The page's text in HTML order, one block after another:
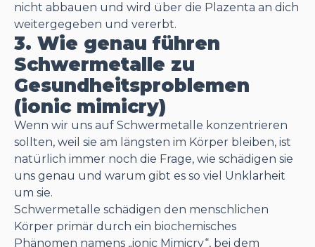
nicht abbauen und wird über die Plazenta an dich
weitergegeben und vererbt.
3. Wie genau führen
Schwermetalle zu
Gesundheitsproblemen
(ionic mimicry)
Wenn wir uns auf Schwermetalle konzentrieren
sollten, weil sie am längsten im Körper bleiben, ist
natürlich immer noch die Frage, wie schädigen sie
uns genau und warum gibt es so viel Unklarheit
um sie.
Schwermetalle schädigen den menschlichen
Körper primär durch ein biochemisches
Phänomen namens „ionic Mimicry“, bei dem